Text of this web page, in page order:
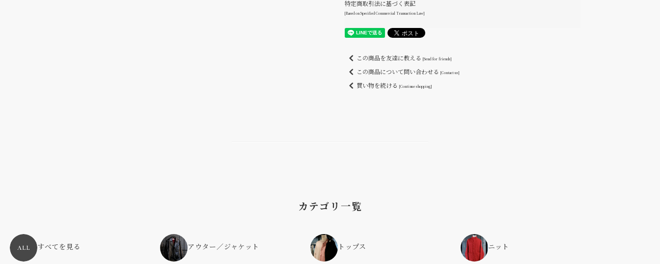
特定商取引法に基づく表記
[Based on Specified Commercial Transaction Law]
この商品を友達に教える [Send for friends]
この商品について問い合わせる [Contact us]
買い物を続ける [Continue shopping]
カテゴリ一覧
すべてを見る アウター／ジャケット トップス ニット